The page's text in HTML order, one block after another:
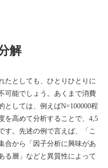
解
としても、ひとりひとりに
可能でしょう。あくまで消費
としては、例えばN=100000程
を高めて分析することで、4,5
す。先述の例で言えば、「こ
合から「因子分析に興味があ
る層」などと異質性によって